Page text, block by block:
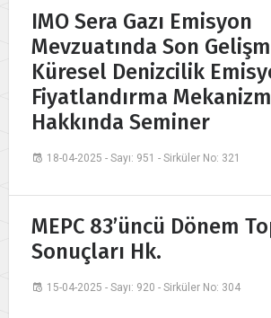
IMO Sera Gazı Emisyon
Mevzuatında Son
Küresel Denizcilik
Fiyatlandırma
Hakkında Seminer
18-04-2025 - Sayı: 951 - Sirküler No: 321
MEPC 83’üncü Dönem
Sonuçları Hk.
15-04-2025 - Sayı: 920 - Sirküler No: 304